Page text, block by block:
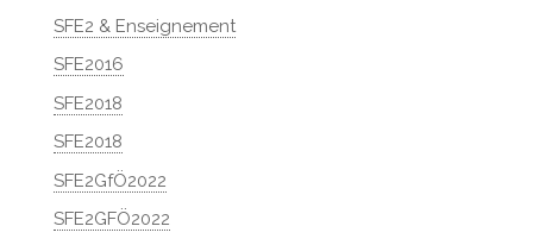
SFE2 & Enseignement
SFE2016
SFE2018
SFE2018
SFE2GfÖ2022
SFE2GFÖ2022